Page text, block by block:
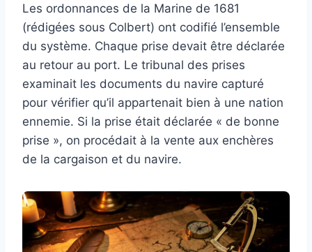
Les ordonnances de la Marine de 1681
(rédigées sous Colbert) ont codifié l’ensemble
du système. Chaque prise devait être déclarée
au retour au port. Le tribunal des prises
examinait les documents du navire capturé
pour vérifier qu’il appartenait bien à une nation
ennemie. Si la prise était déclarée « de bonne
prise », on procédait à la vente aux enchères
de la cargaison et du navire.